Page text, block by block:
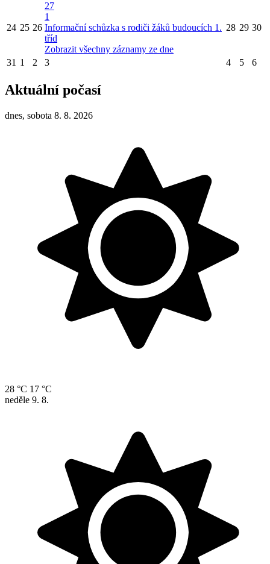
24 25 26
27
1
Informační schůzka s rodiči žáků budoucích 1.
tříd
Zobrazit všechny záznamy ze dne
28 29 30
31 1 2 3 4 5 6
Aktuální počasí
dnes, sobota 8. 8. 2026
28 °C 17 °C
neděle 9. 8.